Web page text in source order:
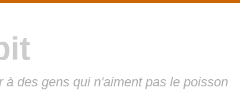
à des gens qui n'aiment pas le poisson